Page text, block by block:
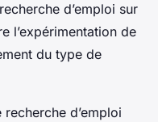
d’emploi sur
l’expérimentation de
du type de
d’emploi